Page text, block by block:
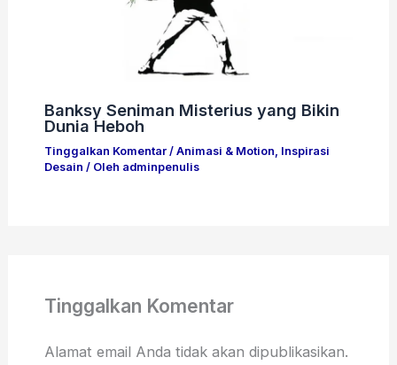
Banksy Seniman Misterius yang Bikin
Dunia Heboh
Tinggalkan Komentar / Animasi & Motion Inspirasi
Desain / Oleh adminpenulis
Tinggalkan Komentar
Alamat email Anda tidak akan dipublikasikan.